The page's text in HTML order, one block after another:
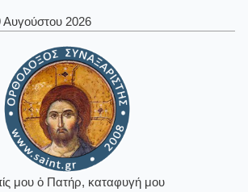
Αυγούστου 2026
μου ὁ Πατήρ, καταφυγή μου